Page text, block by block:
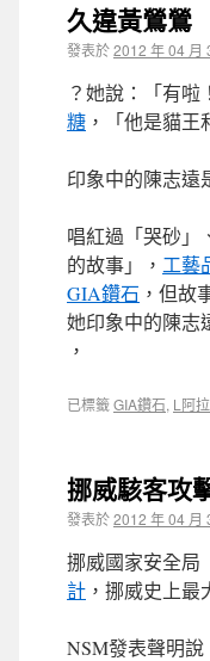
久違黃鶯鶯
發表於2012 年 04 月
？她說：「有啦
糖 ，「他是貓王
印象中的陳志遠
唱紅過「哭砂」
的故事」， 工藝
GIA鑽石 ，但故
她印象中的陳志
，
已標籤GIA鑽石, L阿
挪威駭客攻
發表於2012 年 04 月
挪威國家安全局
計 ，挪威史上
NSM發表聲明說